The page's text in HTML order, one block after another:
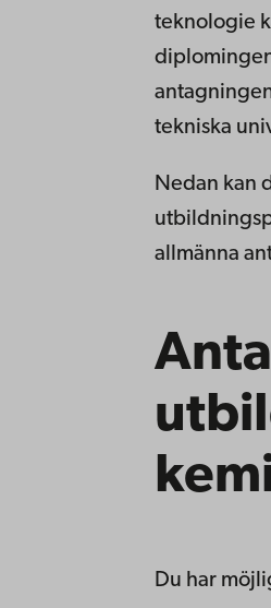
teknologie
tekniska
Nedan kan
allmänna
Du har